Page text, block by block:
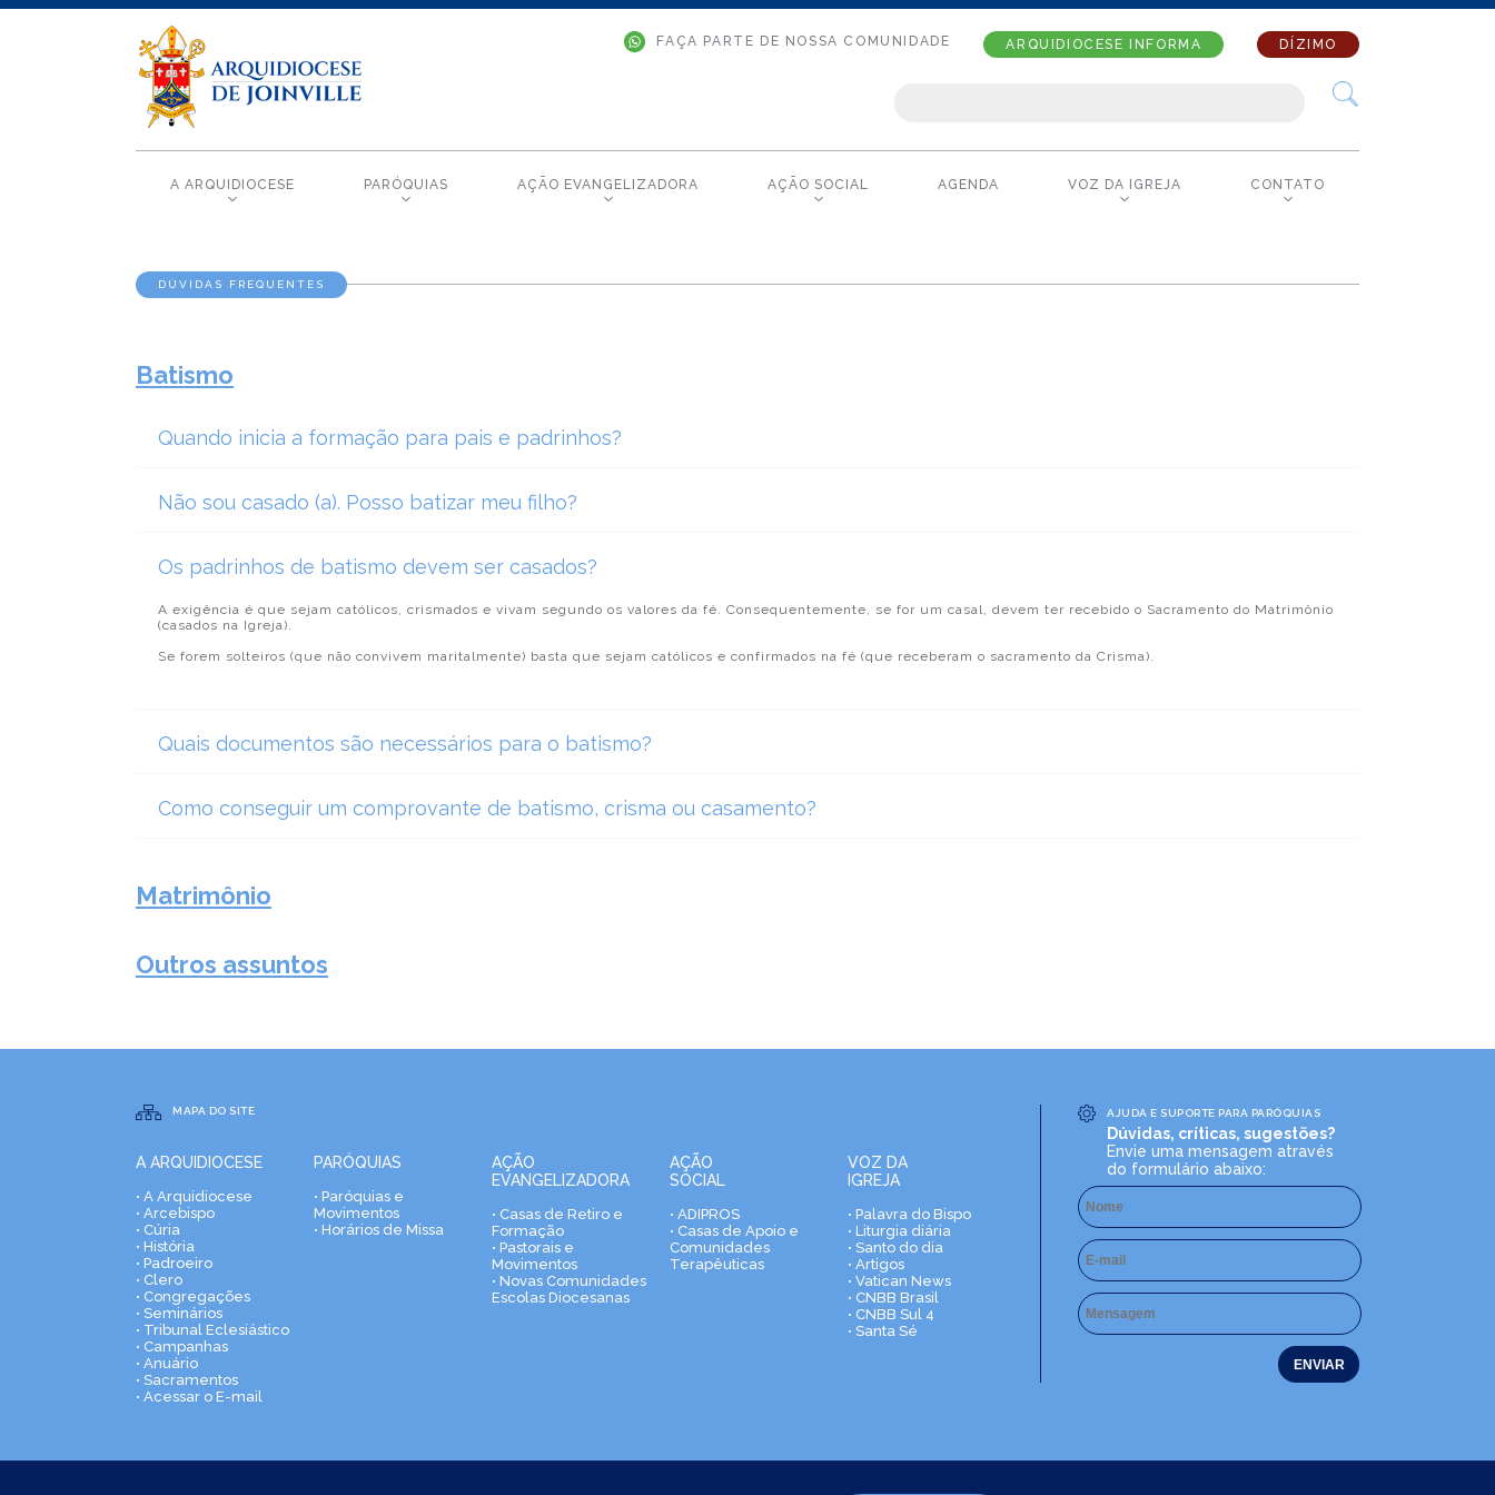
DÍZIMO
ARQUIDIOCESE INFORMA
FAÇA PARTE DE NOSSA COMUNIDADE
A ARQUIDIOCESE PARÓQUIAS AÇÃO EVANGELIZADORA AÇÃO SOCIAL AGENDA VOZ DA IGREJA CONTATO
DÚVIDAS FREQUENTES
Batismo
Quando inicia a formação para pais e padrinhos?
Não sou casado (a). Posso batizar meu filho?
Os padrinhos de batismo devem ser casados?
A exigência é que sejam católicos, crismados e vivam segundo os valores da fé. Consequentemente, se for um casal, devem ter recebido o Sacramento do Matrimônio
(casados na Igreja).
Se forem solteiros (que não convivem maritalmente) basta que sejam católicos e confirmados na fé (que receberam o sacramento da Crisma).
Quais documentos são necessários para o batismo?
Como conseguir um comprovante de batismo, crisma ou casamento?
Matrimônio
Outros assuntos
MAPA DO SITE
A ARQUIDIOCESE
• A Arquidiocese
• Arcebispo
• Cúria
• História
• Padroeiro
• Clero
• Congregações
• Seminários
• Tribunal Eclesiástico
• Campanhas
• Anuário
• Sacramentos
• Acessar o E-mail
PARÓQUIAS
• Paróquias e
Movimentos
• Horários de Missa
AÇÃO
EVANGELIZADORA
• Casas de Retiro e
Formação
• Pastorais e
Movimentos
• Novas Comunidades
Escolas Diocesanas
AÇÃO
SOCIAL
• ADIPROS
• Casas de Apoio e
Comunidades
Terapêuticas
VOZ DA
IGREJA
• Palavra do Bispo
• Liturgia diária
• Santo do dia
• Artigos
• Vatican News
• CNBB Brasil
• CNBB Sul 4
• Santa Sé
AJUDA E SUPORTE PARA PARÓQUIAS
Dúvidas, críticas, sugestões?
Envie uma mensagem através
do formulário abaixo: